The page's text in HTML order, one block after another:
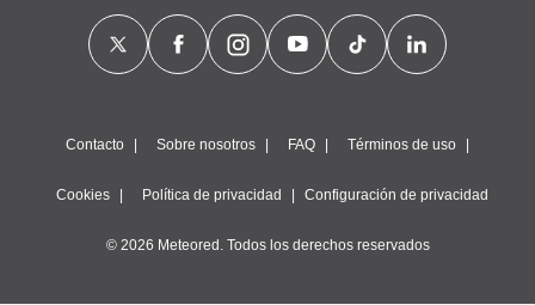
Contacto Sobre nosotros FAQ Términos de uso
Cookies Política de privacidad Configuración de privacidad
© 2026 Meteored. Todos los derechos reservados